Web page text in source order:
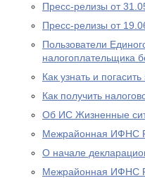
Пресс-релизы от
Пресс-релизы от
Пользователи
налогоплательщика
Как узнать и
Как получить
Об ИС Жизненные
Межрайонная ИФНС
О начале
Межрайонная ИФНС